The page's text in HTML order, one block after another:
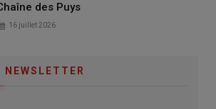
, on a regardé les pubs, il
avait 3, 4, 5. Les unes derrière
vraie demande. »
des Puys
16 juillet 2026
NEWSLETTER